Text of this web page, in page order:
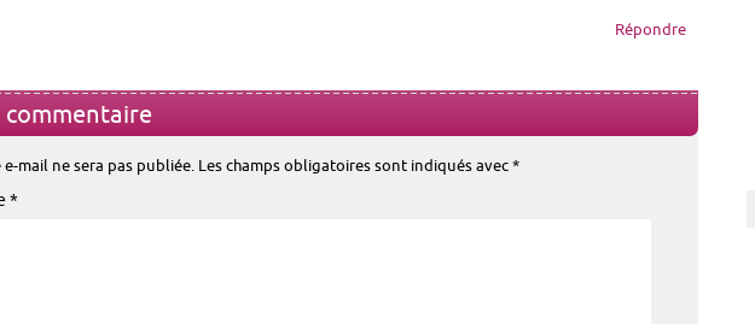
Répondre
commentaire
mail ne sera pas publiée. Les champs obligatoires sont indiqués avec *
*